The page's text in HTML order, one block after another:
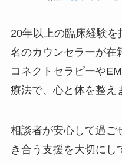
20年以上の臨床経験
名のカウンセラーが在
コネクトセラピーや
療法で、心と体を整え
相談者が安心して過ご
き合う支援を大切にし